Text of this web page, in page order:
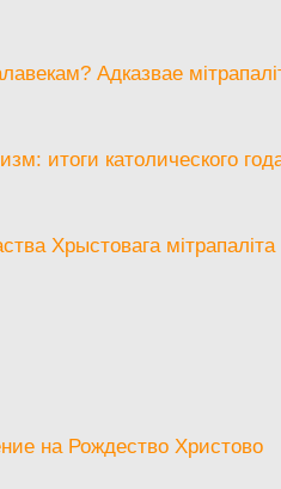
Адказвае
итоги католического
Хрыстовага мітрапаліта
на Рождество Христово